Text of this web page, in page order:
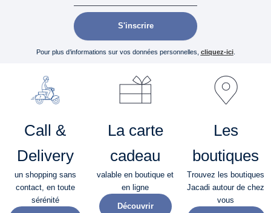
S'inscrire
Pour plus d’informations sur vos données personnelles, cliquez-ici.
Call &
Delivery
un shopping sans
contact, en toute
sérénité​
La carte
cadeau
valable en boutique et
en ligne
Découvrir
Les
boutiques
Trouvez les boutiques
Jacadi autour de chez
vous